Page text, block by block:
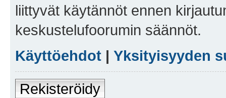
liittyvät käytännöt ennen
keskustelufoorumin säännöt.
Käyttöehdot | Yksityisyyden
Rekisteröidy